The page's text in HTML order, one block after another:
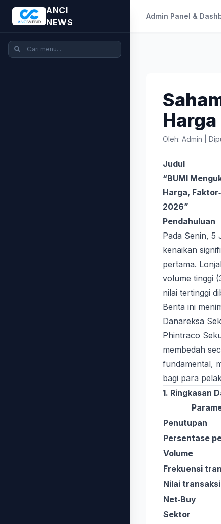
ANCI
NEWS
Admin Panel &
Oleh: Admin
Judul
“BUMI
Harga,
2026”
Pendahuluan
Pada Senin, 5
kenaikan
pertama.
volume tinggi
nilai tertinggi
Berita ini
Danareksa
Phintraco
membedah
fundamental,
bagi para
1. Ringkasan
Penutupan
Persentase
Volume
Frekuensi
Nilai transaksi
Net‑Buy
Sektor